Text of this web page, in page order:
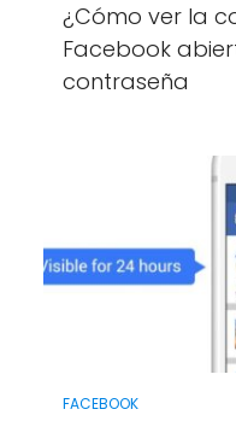
¿Cómo ver la
Facebook
contraseña
FACEBOOK